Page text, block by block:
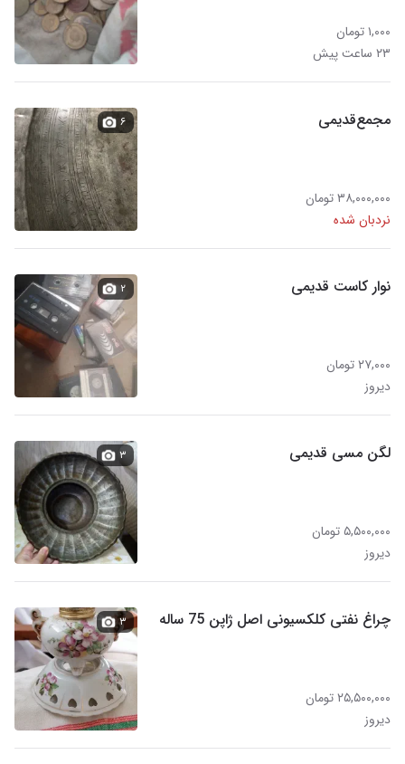
۱,۰۰۰ تومان
۲۳ ساعت پیش
مجمع‌قدیمی
۳۸,۰۰۰,۰۰۰ تومان
نردبان شده
۶
نوار کاست قدیمی
۲۷,۰۰۰ تومان
دیروز
۲
لگن مسی قدیمی
۵,۵۰۰,۰۰۰ تومان
دیروز
۳
چراغ نفتی کلکسیونی اصل ژاپن 75 ساله
۲۵,۵۰۰,۰۰۰ تومان
دیروز
۳